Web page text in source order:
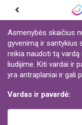
Asmenybės skaičius
gyvenimą ir santykius
reikia naudoti tą
liudijime. Kiti vardai ir
yra antraplaniai ir gali
Vardas ir pavardė: